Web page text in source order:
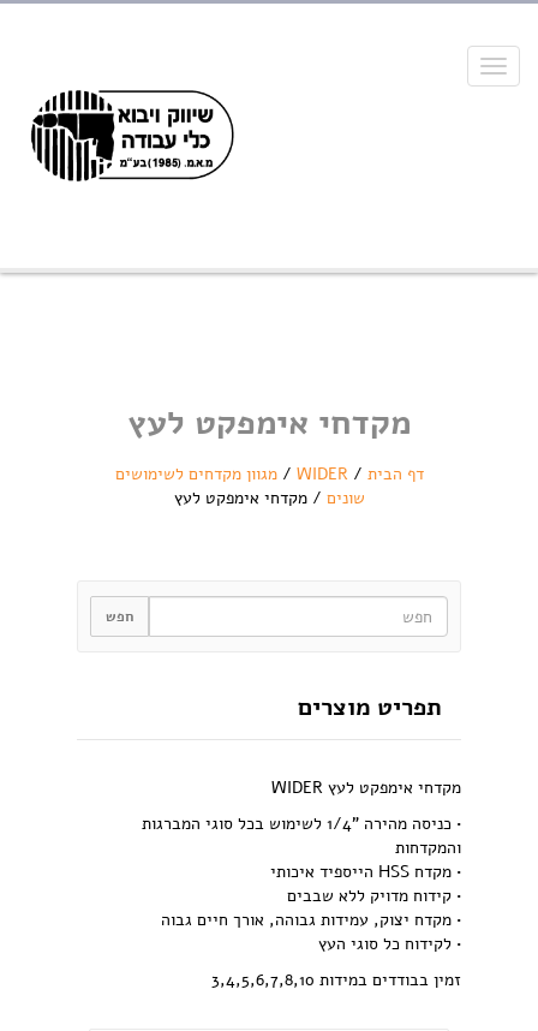
Toggle
navigation
מקדחי אימפקט לעץ
דף הבית /
WIDER
/ מגוון מקדחים לשימושים
שונים / מקדחי אימפקט לעץ
תפריט מוצרים
מקדחי אימפקט לעץ WIDER
• כניסה מהירה "1/4 לשימוש בכל סוגי המברגות
והמקדחות
• מקדח HSS הייספיד איכותי
• קידוח מדויק ללא שבבים
• מקדח יצוק, עמידות גבוהה, אורך חיים גבוה
• לקידוח כל סוגי העץ
זמין בבודדים במידות 3,4,5,6,7,8,10